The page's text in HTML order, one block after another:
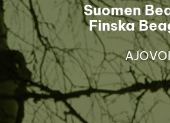
Suomen
Finska